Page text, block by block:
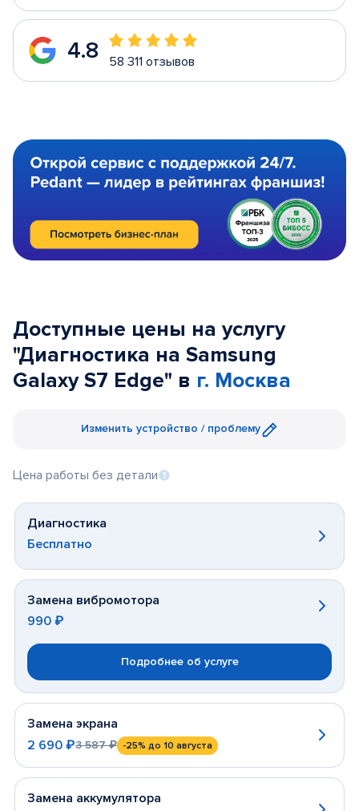
4.8 58 311 отзывов
Доступные цены на услугу
"Диагностика на Samsung
Galaxy S7 Edge" в г. Москва
Изменить устройство / проблему
Цена работы без детали
Диагностика
Бесплатно
Замена вибромотора
990 ₽
Подробнее об услуге
Замена экрана
2 690 ₽3 587 ₽ -25% до 10 августа
Замена аккумулятора